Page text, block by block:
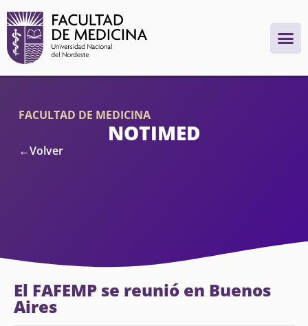
FACULTAD DE MEDICINA
NOTIMED
←Volver
El FAFEMP se reunió en Buenos
Aires